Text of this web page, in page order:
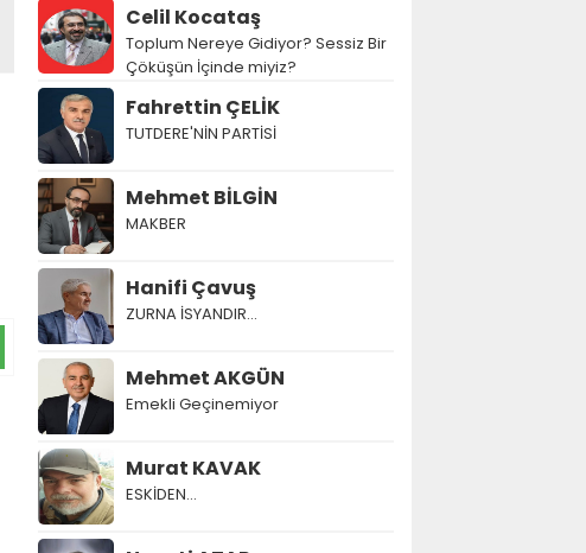
Celil Kocataş
Toplum Nereye Gidiyor? Sessiz Bir
Çöküşün İçinde miyiz?
Fahrettin ÇELİK
TUTDERE'NİN PARTİSİ
Mehmet BİLGİN
MAKBER
Hanifi Çavuş
ZURNA İSYANDIR...
Mehmet AKGÜN
Emekli Geçinemiyor
Murat KAVAK
ESKİDEN...